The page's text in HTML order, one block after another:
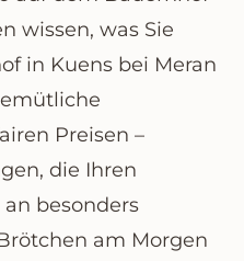
wissen, was Sie
in Kuens bei Meran
Preisen –
die Ihren
besonders
am Morgen